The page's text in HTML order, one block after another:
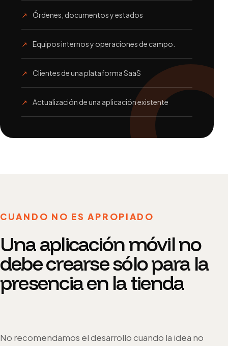
Órdenes, documentos y estados
Equipos internos y operaciones de campo.
Clientes de una plataforma SaaS
Actualización de una aplicación existente
CUANDO NO ES APROPIADO
Una aplicación móvil no
debe crearse sólo para la
presencia en la tienda
No recomendamos el desarrollo cuando la idea no